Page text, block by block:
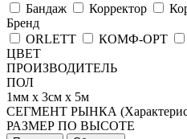
Бандаж
Корректор
Бренд
ORLETT
КОМФ-ОРТ
ЦВЕТ
ПРОИЗВОДИТЕЛЬ
ПОЛ
1мм х 3см х 5м
СЕГМЕНТ РЫНКА
РАЗМЕР ПО ВЫСОТЕ